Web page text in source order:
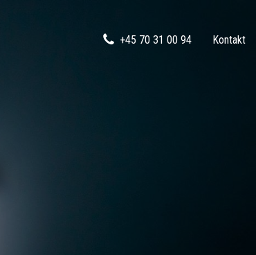
+45 70 31 00 94 Kontakt